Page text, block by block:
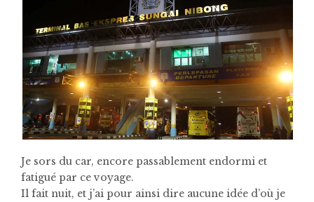
Je sors du car, encore passablement endormi et
fatigué par ce voyage.
Il fait nuit, et j’ai pour ainsi dire aucune idée d’où je